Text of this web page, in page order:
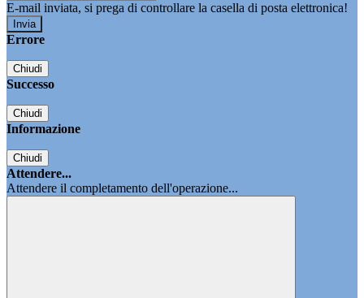
E-mail inviata, si prega di controllare la casella di posta elettronica!
Errore
Chiudi
Successo
Chiudi
Informazione
Chiudi
Attendere...
Attendere il completamento dell'operazione...